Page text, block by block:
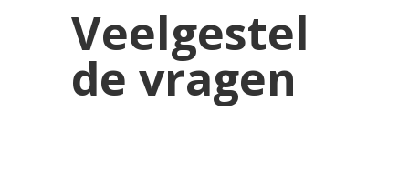
Veelgestel
de vragen